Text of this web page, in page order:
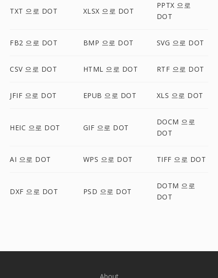
TXT 으로 DOT XLSX 으로 DOT
PPTX 으로
DOT
FB2 으로 DOT BMP 으로 DOT SVG 으로 DOT
CSV 으로 DOT HTML 으로 DOT RTF 으로 DOT
JFIF 으로 DOT EPUB 으로 DOT XLS 으로 DOT
HEIC 으로 DOT GIF 으로 DOT
DOCM 으로
DOT
AI 으로 DOT WPS 으로 DOT TIFF 으로 DOT
DXF 으로 DOT PSD 으로 DOT
DOTM 으로
DOT